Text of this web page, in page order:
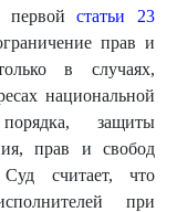
первойстатьи 23
прав и
в случаях,
национальной
порядка, защиты
прав и свобод
считает, что
при